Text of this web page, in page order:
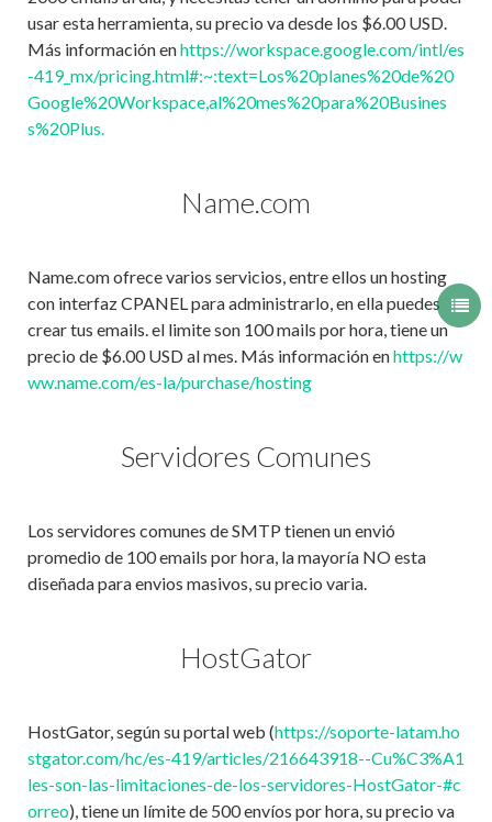
usar esta herramienta, su precio va desde los $6.00 USD.
Más información enhttps://workspace.google.com/intl/es
-419_mx/pricing.html#:~:text=Los%20planes%20de%20
Google%20Workspace,al%20mes%20para%20Busines
s%20Plus.
Name.com
Name.com ofrece varios servicios, entre ellos un hosting
con interfaz CPANEL para administrarlo, en ella puedes
crear tus emails. el limite son 100 mails por hora, tiene un
precio de $6.00 USD al mes. Más información enhttps://w
ww.name.com/es-la/purchase/hosting
Servidores Comunes
Los servidores comunes de SMTP tienen un envió
promedio de 100 emails por hora, la mayoría NO esta
diseñada para envios masivos, su precio varia.
HostGator
HostGator, según su portal web (https://soporte-latam.ho
stgator.com/hc/es-419/articles/216643918--Cu%C3%A1
les-son-las-limitaciones-de-los-servidores-HostGator-#c
orreo), tiene un límite de 500 envíos por hora, su precio va